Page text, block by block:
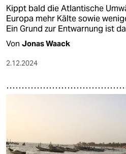
Kippt bald die Atlantische
Europa mehr Kälte sowie
Ein Grund zur Entwarnung ist
Von Jonas Waack
2.12.2024